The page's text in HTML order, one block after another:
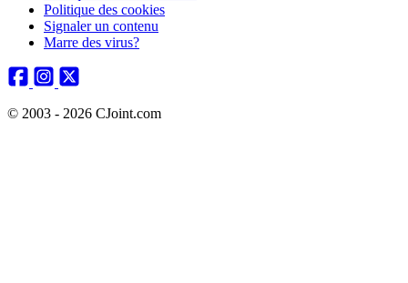
Politique des cookies
Signaler un contenu
Marre des virus?
© 2003 - 2026 CJoint.com